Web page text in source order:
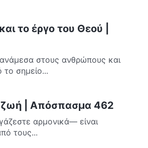
το έργο του Θεού |
στους ανθρώπους και
σημείο...
ζωή | Απόσπασμα 462
αρμονικά— είναι
τους...